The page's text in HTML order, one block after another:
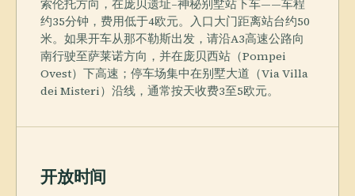
索伦托方向，在庞贝遗址–神秘别墅站下车——车程
约35分钟，费用低于4欧元。入口大门距离站台约50
米。如果开车从那不勒斯出发，请沿A3高速公路向
南行驶至萨莱诺方向，并在庞贝西站（Pompei
Ovest）下高速；停车场集中在别墅大道（Via Villa
dei Misteri）沿线，通常按天收费3至5欧元。
开放时间